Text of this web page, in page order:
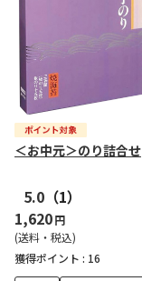
＜お中元＞のり詰合せ
5.0 （1）
1,620円
(送料・税込)
獲得ポイント : 16